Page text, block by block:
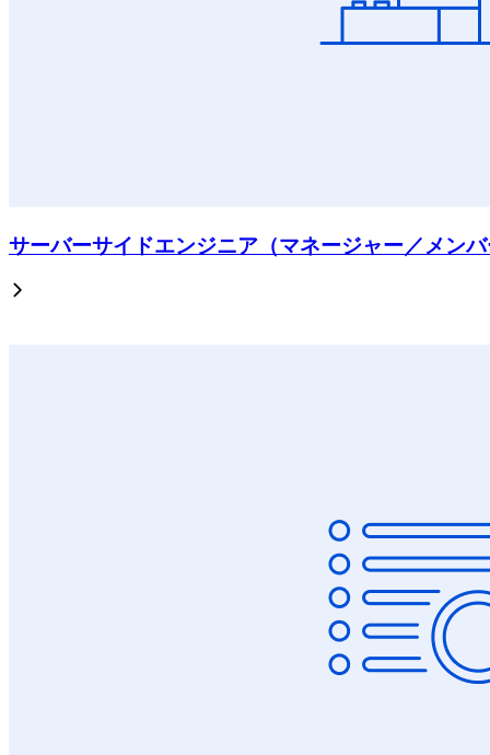
サーバーサイドエンジニア（マネージャー／メン